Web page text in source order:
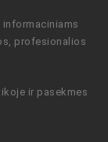
informaciniams
profesionalios
ir pasekmes